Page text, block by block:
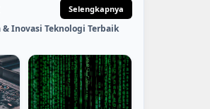
Selengkapnya
Inovasi Teknologi Terbaik